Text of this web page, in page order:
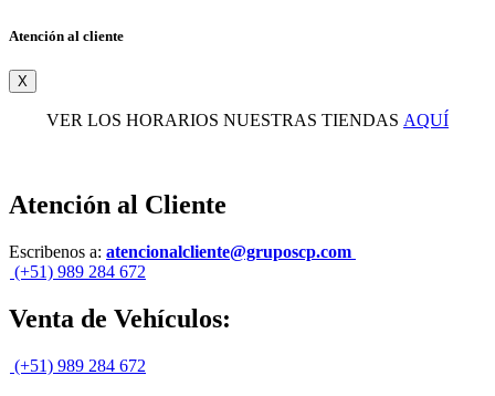
Atención al cliente
X
VER LOS HORARIOS NUESTRAS TIENDAS AQUÍ
Atención al Cliente
Escribenos a: atencionalcliente@gruposcp.com
(+51) 989 284 672
Venta de Vehículos:
(+51) 989 284 672